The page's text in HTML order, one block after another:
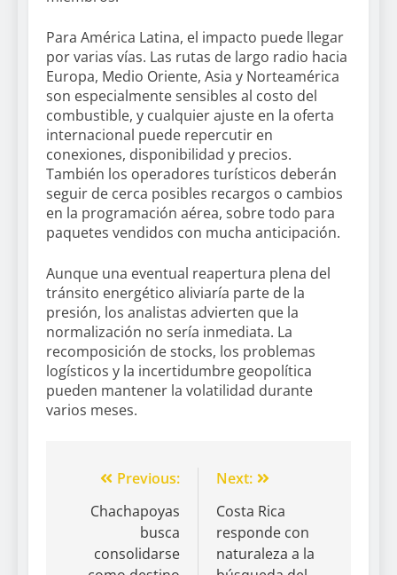
Para América Latina, el impacto puede llegar
por varias vías. Las rutas de largo radio hacia
Europa, Medio Oriente, Asia y Norteamérica
son especialmente sensibles al costo del
combustible, y cualquier ajuste en la oferta
internacional puede repercutir en
conexiones, disponibilidad y precios.
También los operadores turísticos deberán
seguir de cerca posibles recargos o cambios
en la programación aérea, sobre todo para
paquetes vendidos con mucha anticipación.
Aunque una eventual reapertura plena del
tránsito energético aliviaría parte de la
presión, los analistas advierten que la
normalización no sería inmediata. La
recomposición de stocks, los problemas
logísticos y la incertidumbre geopolítica
pueden mantener la volatilidad durante
varios meses.
Previous:
Chachapoyas
busca
consolidarse
Next:
Costa Rica
responde con
naturaleza a la